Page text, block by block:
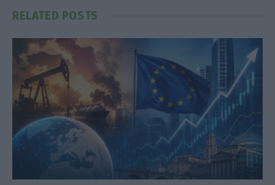
RELATED POSTS